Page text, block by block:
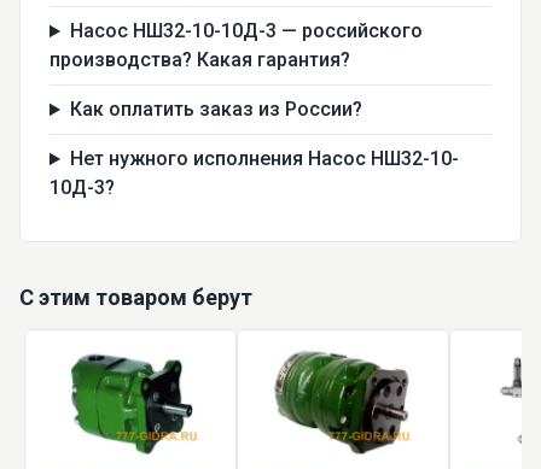
Насос НШ32-10-10Д-3 — российского
производства? Какая гарантия?
Как оплатить заказ из России?
Нет нужного исполнения Насос НШ32-10-
10Д-3?
С этим товаром берут